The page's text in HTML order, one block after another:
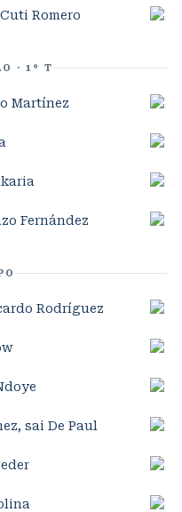
Romero
· 1º T
Martínez
Fernández
Rodríguez
sai De Paul